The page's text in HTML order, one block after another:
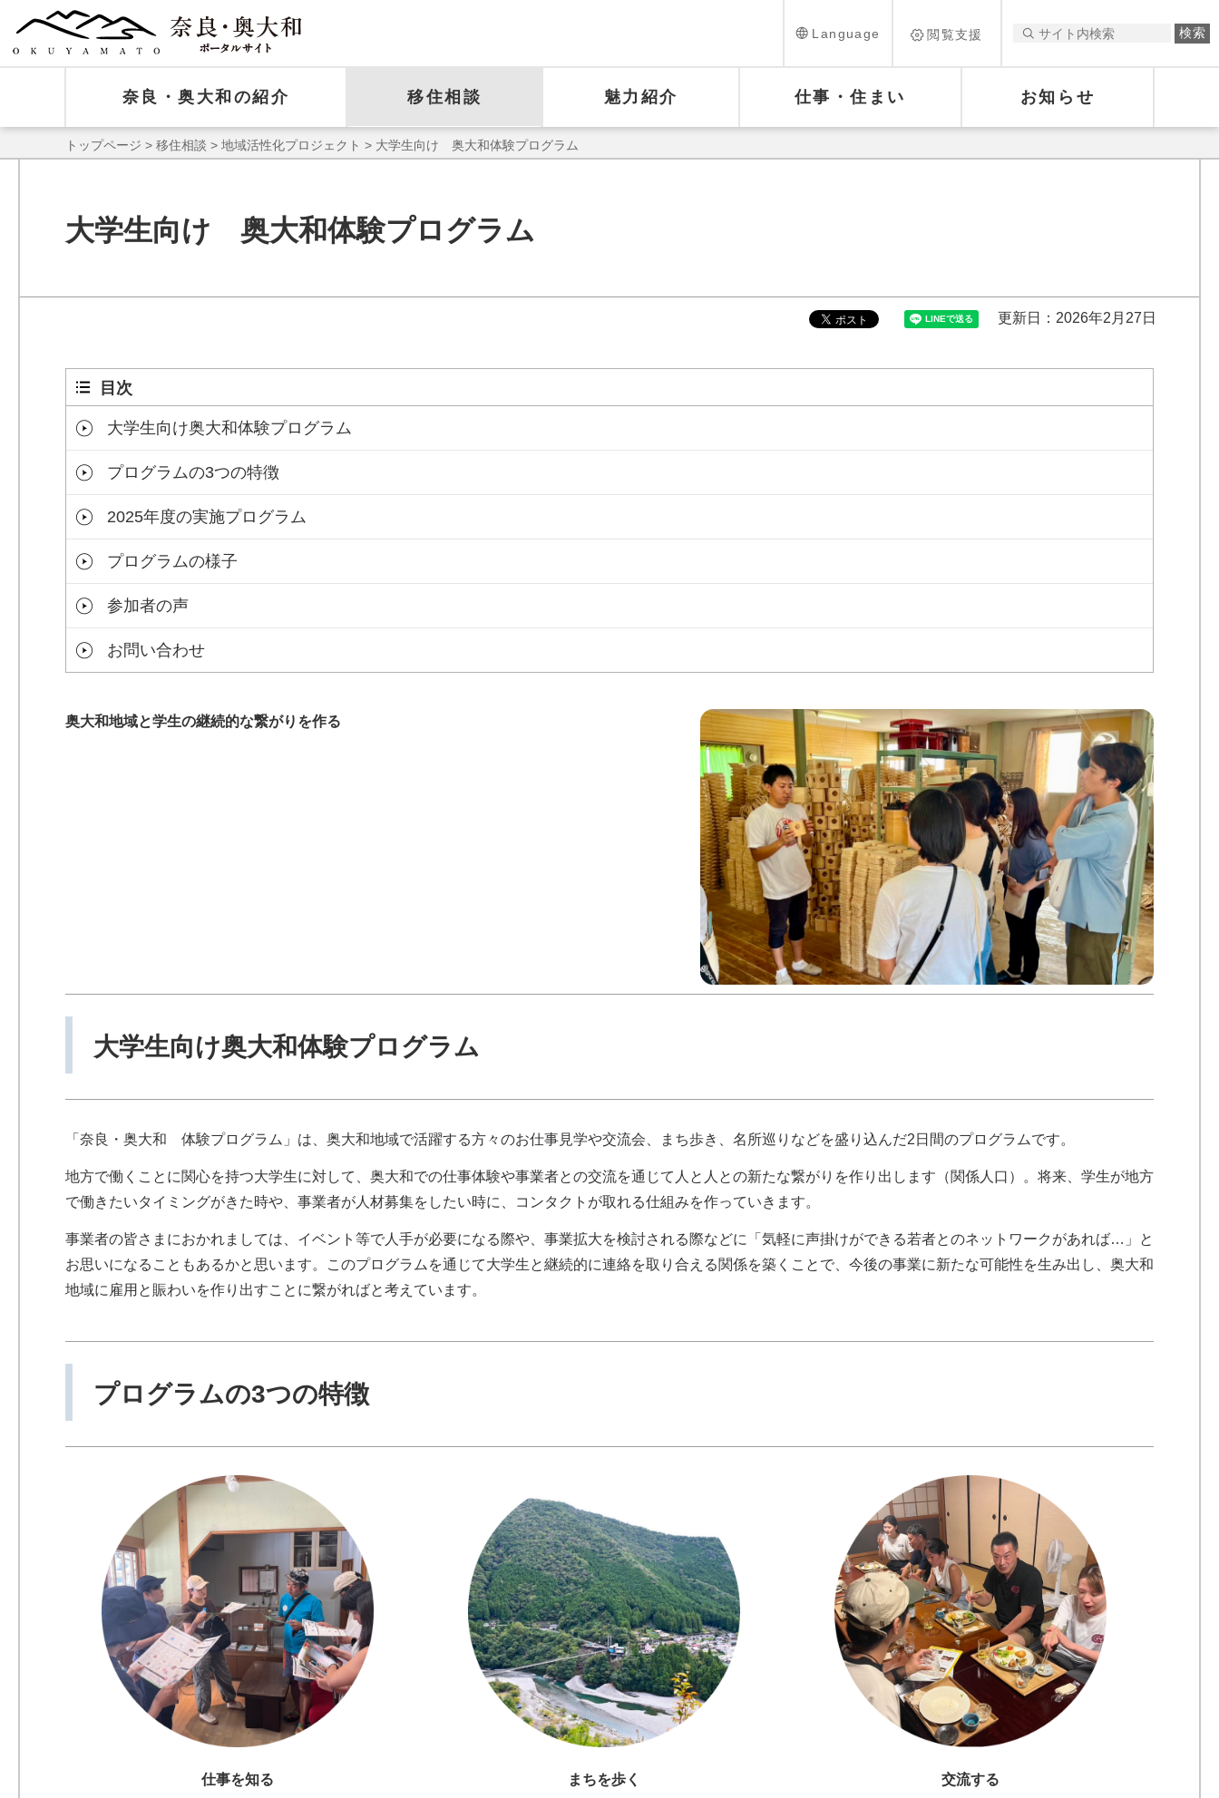
Language 閲覧支援
奈良・奥大和の紹介 移住相談 魅力紹介 仕事・住まい お知らせ
トップページ > 移住相談 > 地域活性化プロジェクト > 大学生向け 奥大和体験プログラム
大学生向け 奥大和体験プログラム
更新日：2026年2月27日
目次
大学生向け奥大和体験プログラム
プログラムの3つの特徴
2025年度の実施プログラム
プログラムの様子
参加者の声
お問い合わせ
奥大和地域と学生の継続的な繋がりを作る
大学生向け奥大和体験プログラム
「奈良・奥大和 体験プログラム」は、奥大和地域で活躍する方々のお仕事見学や交流会、まち歩き、名所巡りなどを盛り込んだ2日間のプログラムです。
地方で働くことに関心を持つ大学生に対して、奥大和での仕事体験や事業者との交流を通じて人と人との新たな繋がりを作り出します（関係人口）。将来、学生が地方
で働きたいタイミングがきた時や、事業者が人材募集をしたい時に、コンタクトが取れる仕組みを作っていきます。
事業者の皆さまにおかれましては、イベント等で人手が必要になる際や、事業拡大を検討される際などに「気軽に声掛けができる若者とのネットワークがあれば…」と
お思いになることもあるかと思います。このプログラムを通じて大学生と継続的に連絡を取り合える関係を築くことで、今後の事業に新たな可能性を生み出し、奥大和
地域に雇用と賑わいを作り出すことに繋がればと考えています。
プログラムの3つの特徴
仕事を知る まちを歩く 交流する